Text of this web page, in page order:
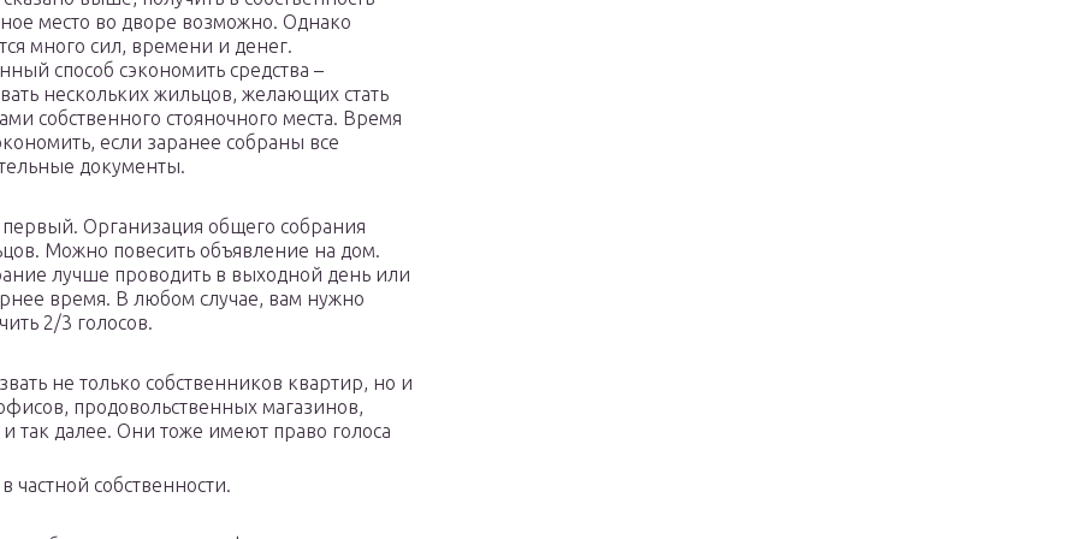
место во дворе возможно. Однако
много сил, времени и денег.
способ сэкономить средства –
нескольких жильцов, желающих стать
собственного стояночного места. Время
если заранее собраны все
документы.
первый. Организация общего собрания
Можно повесить объявление на дом.
лучше проводить в выходной день или
время. В любом случае, вам нужно
2/3 голосов.
не только собственников квартир, но и
продовольственных магазинов,
так далее. Они тоже имеют право голоса
собственности.